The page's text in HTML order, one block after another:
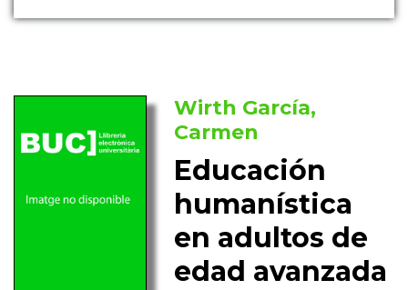
Wirth García,
Carmen
Educación
humanística
en adultos de
edad avanzada